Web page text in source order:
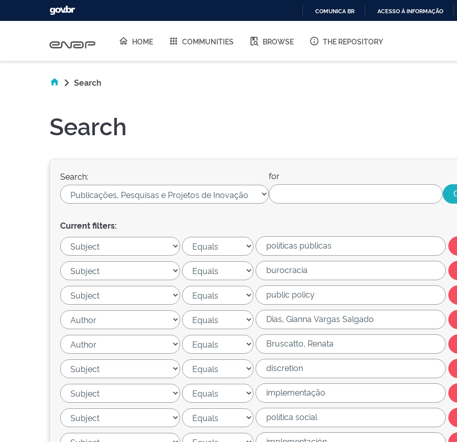
O
COMUNICA BR ACESSO À INFORMAÇÃO
HOME COMMUNITIES BROWSE THE REPOSITORY
Search
Search
Search: for
Current filters: